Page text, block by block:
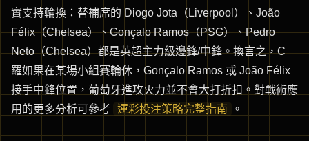
實支持輪換：替補席的 Diogo Jota（Liverpool）、João
Félix（Chelsea）、Gonçalo Ramos（PSG）、Pedro
Neto（Chelsea）都是英超主力級邊鋒/中鋒。換言之，C
羅如果在某場小組賽輪休，Gonçalo Ramos 或 João Félix
接手中鋒位置，葡萄牙進攻火力並不會大打折扣。對戰術應
用的更多分析可參考
運彩投注策略完整指南 。